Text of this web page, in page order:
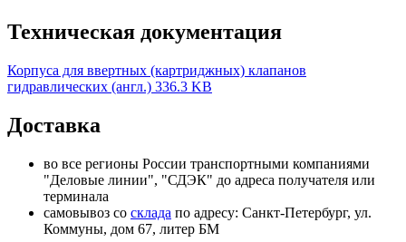
Техническая документация
Корпуса для ввертных (картриджных) клапанов
гидравлических (англ.) 336.3 KB
Доставка
во все регионы России транспортными компаниями
"Деловые линии", "СДЭК" до адреса получателя или
терминала
самовывоз со склада по адресу: Санкт-Петербург, ул.
Коммуны, дом 67, литер БМ